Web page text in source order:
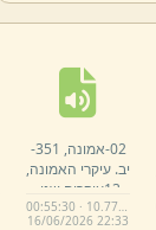
02- אמונה,
יב. עיקרי האמונה,
13עיקרים שני.
mp3
00:55:30 · 10.77 MB
16/06/2026 22:33